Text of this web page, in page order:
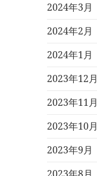
2024年3月
2024年2月
2024年1月
2023年12月
2023年11月
2023年10月
2023年9月